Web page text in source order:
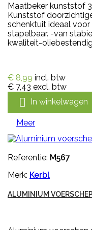
Maatbeker kunststof
Kunststof
schenktuit ideaal voor
stapelbaar. -van
kwaliteit-
€ 8,99 incl. btw
€ 7,43 excl. btw
 In winkelwagen
Meer
Referentie: M567
Merk: Kerbl
ALUMINIUM